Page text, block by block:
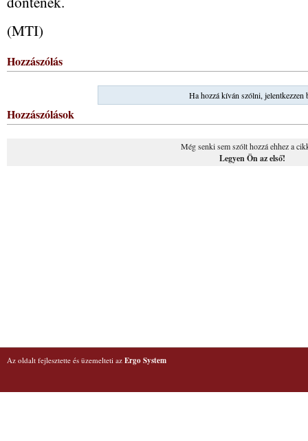
(MTI)
Hozzászólás
Ha hozzá kíván szólni, jelentkezzen
Hozzászólások
Még senki sem szólt hozzá ehhez a
Legyen Ön az első!
Az oldalt fejlesztette és üzemelteti az Ergo System